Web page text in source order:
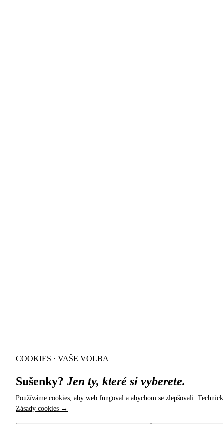
COOKIES · VAŠE VOLBA
Sušenky? Jen ty, které si vyberete.
Používáme cookies, aby web fungoval a abychom se zlepšovali.
Zásady cookies →